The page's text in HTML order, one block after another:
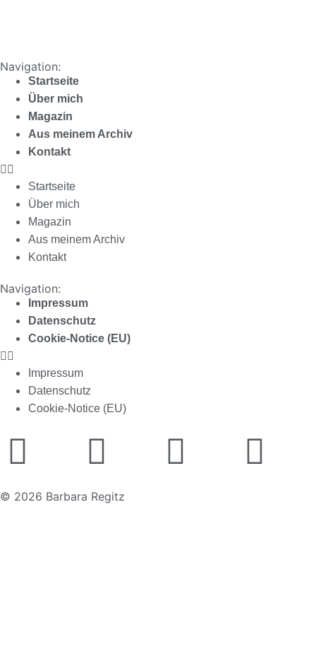
Navigation:
Startseite
Über mich
Magazin
Aus meinem Archiv
Kontakt
Startseite
Über mich
Magazin
Aus meinem Archiv
Kontakt
Navigation:
Impressum
Datenschutz
Cookie-Notice (EU)
Impressum
Datenschutz
Cookie-Notice (EU)
© 2026 Barbara Regitz